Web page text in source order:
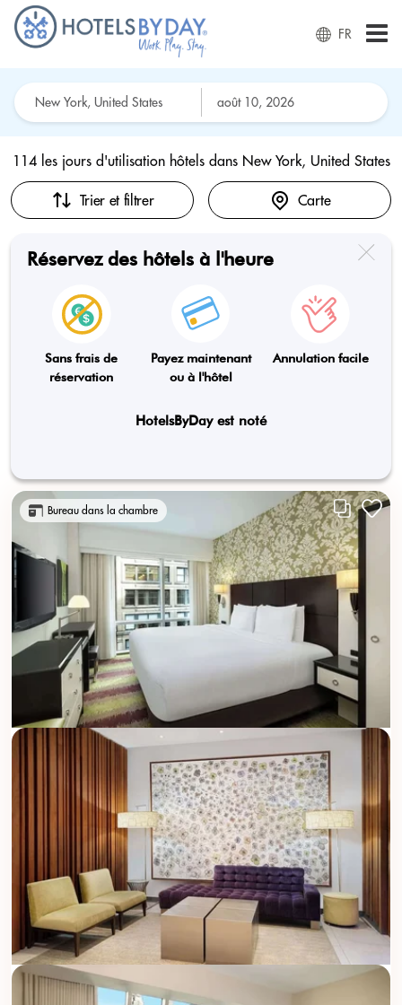
FR
114 les jours d'utilisation hôtels dans New York, United States
Trier et filtrer Carte
Réservez des hôtels à l'heure
Sans frais de
réservation
Payez maintenant
ou à l'hôtel
Annulation facile
HotelsByDay est noté
Bureau dans la chambre